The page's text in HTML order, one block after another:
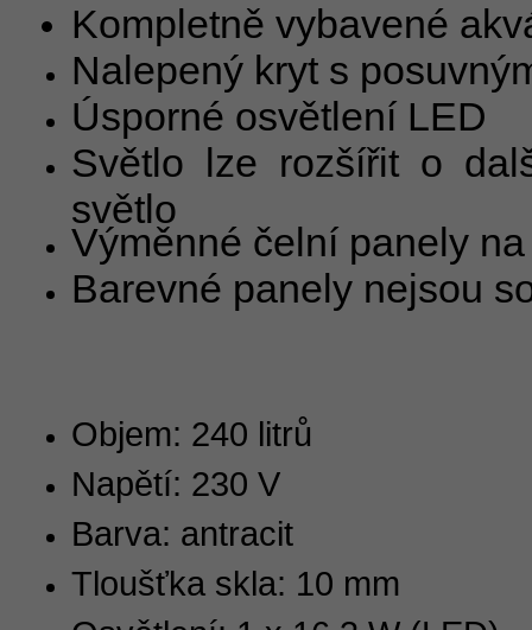
Kompletně vybavené
Nalepený kryt s
Úsporné osvětlení LED
Světlo lze rozšířit o
světlo
Výměnné čelní panely
Barevné panely nejsou
Objem: 240 litrů
Napětí: 230 V
Barva: antracit
Tloušťka skla: 10 mm